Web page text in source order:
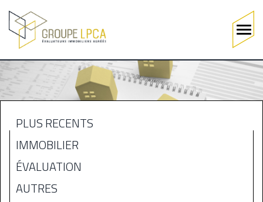
Aller
au
contenu
Main
navigation
MENU
BLOGUE
PLUS RÉCENTS
IMMOBILIER
ÉVALUATION
AUTRES